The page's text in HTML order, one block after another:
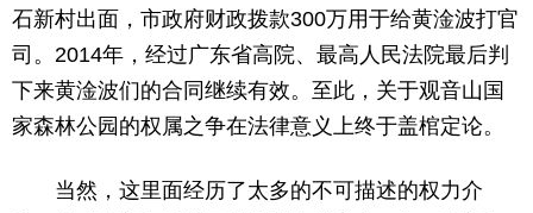
石新村出面，市政府财政拨款300万用于给黄淦波打官
司。2014年，经过广东省高院、最高人民法院最后判
下来黄淦波们的合同继续有效。 至此，关于观音山国
家森林公园的权属之争在法律意义上终于盖棺定论。
当然，这里面经历了太多的不可描述的权力介